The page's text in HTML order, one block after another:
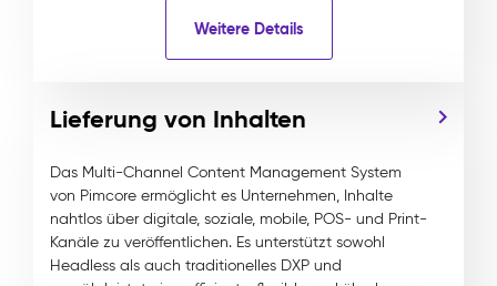
Weitere Details
Lieferung von Inhalten
Das Multi-Channel Content Management System
von Pimcore ermöglicht es Unternehmen, Inhalte
nahtlos über digitale, soziale, mobile, POS- und Print-
Kanäle zu veröffentlichen. Es unterstützt sowohl
Headless als auch traditionelles DXP und